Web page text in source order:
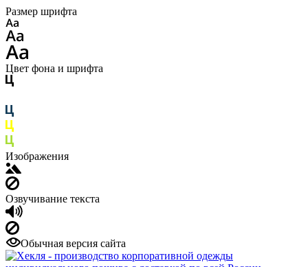
Размер шрифта
Цвет фона и шрифта
Изображения
Озвучивание текста
Обычная версия сайта